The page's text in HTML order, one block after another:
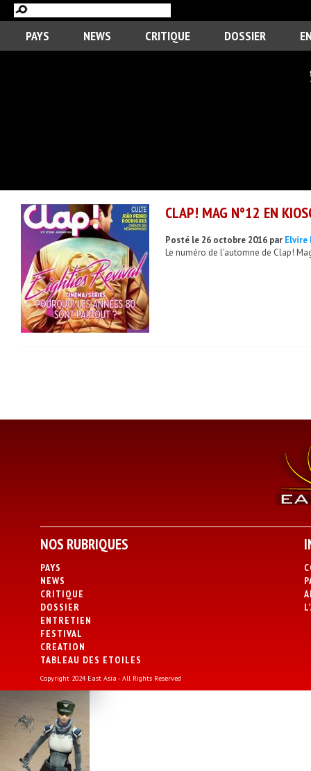
PAYS NEWS CRITIQUE DOSSIER
CLAP! MAG N°12 EN
Posté le 26 octobre 2016 par Elvire
Le numéro de l'automne de Clap!
NOS RUBRIQUES
PAYS
NEWS
CRITIQUE
DOSSIER
ENTRETIEN
FESTIVAL
CREATION
TABLEAU DES ETOILES
Copyright 2024 East Asia - All Rights Reserved